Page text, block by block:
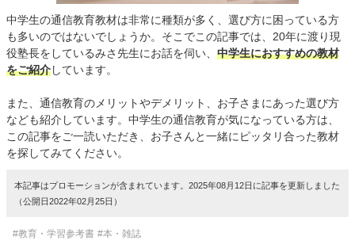
中学生の通信教育教材は非常に種類が多く、選び方に困っている方
も多いのではないでしょうか。そこでこの記事では、20年に渡り現
役塾長をしているみさ先生にお話を伺い、 中学生におすすめの教材
をご紹介しています。
また、通信教育のメリットやデメリット、お子さまにあった選び方
なども紹介しています。中学生の通信教育が気になっている方は、
この記事をご一読いただき、お子さんと一緒にピッタリ合った教材
を探してみてください。
本記事はプロモーションが含まれています。2025年08月12日に記事を更新しました
（公開日2022年02月25日）
#教育・学習参考書 #本・雑誌